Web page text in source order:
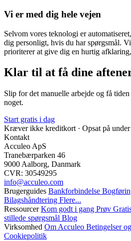
Vi er med dig hele vejen
Selvom vores teknologi er
dig personligt, hvis du har spørgsmål.
prioriterer at give dig en hurtig
Klar til at få dine
Slip for det manuelle arbejde og få
noget.
Start gratis i dag
Kræver ikke kreditkort · Opsat på
Kontakt
Acculeo ApS
Tranebærparken 46
9000 Aalborg, Danmark
CVR: 30549295
info@​acculeo.com
Brugerguides Bankforbindelse
Bilagshåndtering Flere...
RessourcerKom godt i gang Prøv
stillede spørgsmål Blog
Virksomhed Om Acculeo Betingelser
Cookiepolitik